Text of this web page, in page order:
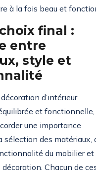
à la fois beau et
final :
entre
style et
d’intérieur
et
une importance
sélection des matériaux,
du mobilier et
Chacun de